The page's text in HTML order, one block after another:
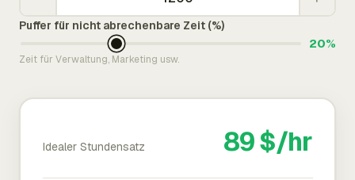
Puffer für nicht abrechenbare Zeit (%)
20%
Zeit für Verwaltung, Marketing usw.
Idealer Stundensatz 89 $/hr